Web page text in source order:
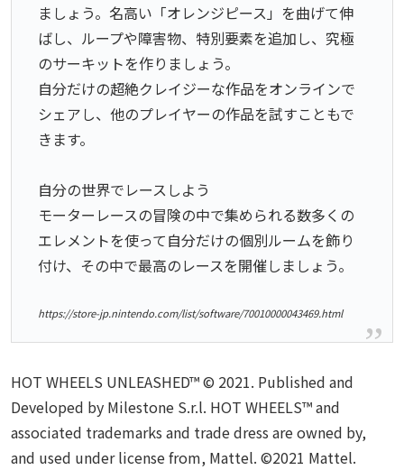
ましょう。名高い「オレンジピース」を曲げて伸
ばし、ループや障害物、特別要素を追加し、究極
のサーキットを作りましょう。
自分だけの超絶クレイジーな作品をオンラインで
シェアし、他のプレイヤーの作品を試すこともで
きます。
自分の世界でレースしよう
モーターレースの冒険の中で集められる数多くの
エレメントを使って自分だけの個別ルームを飾り
付け、その中で最高のレースを開催しましょう。
https://store-jp.nintendo.com/list/software/70010000043469.html
HOT WHEELS UNLEASHED™ © 2021. Published and
Developed by Milestone S.r.l. HOT WHEELS™ and
associated trademarks and trade dress are owned by,
and used under license from, Mattel. ©2021 Mattel.